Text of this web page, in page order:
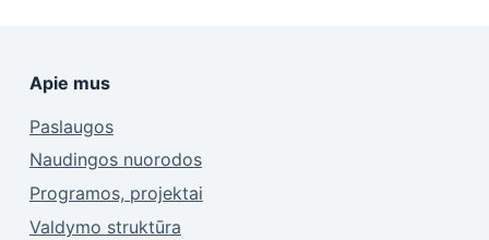
Apie mus
Paslaugos
Naudingos nuorodos
Programos, projektai
Valdymo struktūra